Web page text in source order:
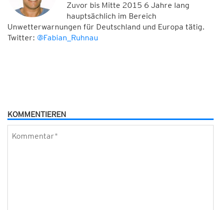
Zuvor bis Mitte 2015 6 Jahre lang
hauptsächlich im Bereich
Unwetterwarnungen für Deutschland und Europa tätig.
Twitter: @Fabian_Ruhnau
KOMMENTIEREN